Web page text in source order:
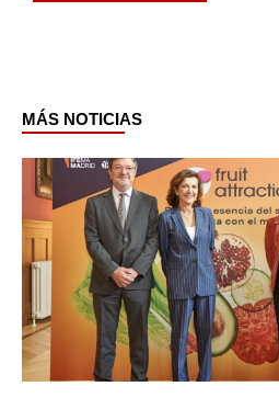
MÁS NOTICIAS
PagePagePagePage